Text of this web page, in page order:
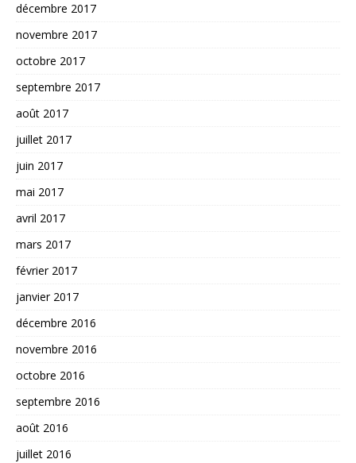
décembre 2017
novembre 2017
octobre 2017
septembre 2017
août 2017
juillet 2017
juin 2017
mai 2017
avril 2017
mars 2017
février 2017
janvier 2017
décembre 2016
novembre 2016
octobre 2016
septembre 2016
août 2016
juillet 2016